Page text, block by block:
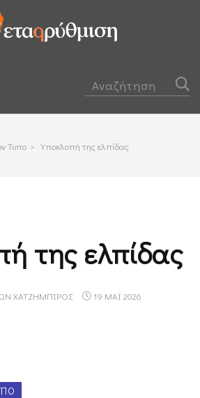
Τυπο > Υποκλοπή της ελπίδας
της ελπίδας
ΧΑΤΖΗΜΠΊΡΟΣ 19 ΜΑΪ 2026